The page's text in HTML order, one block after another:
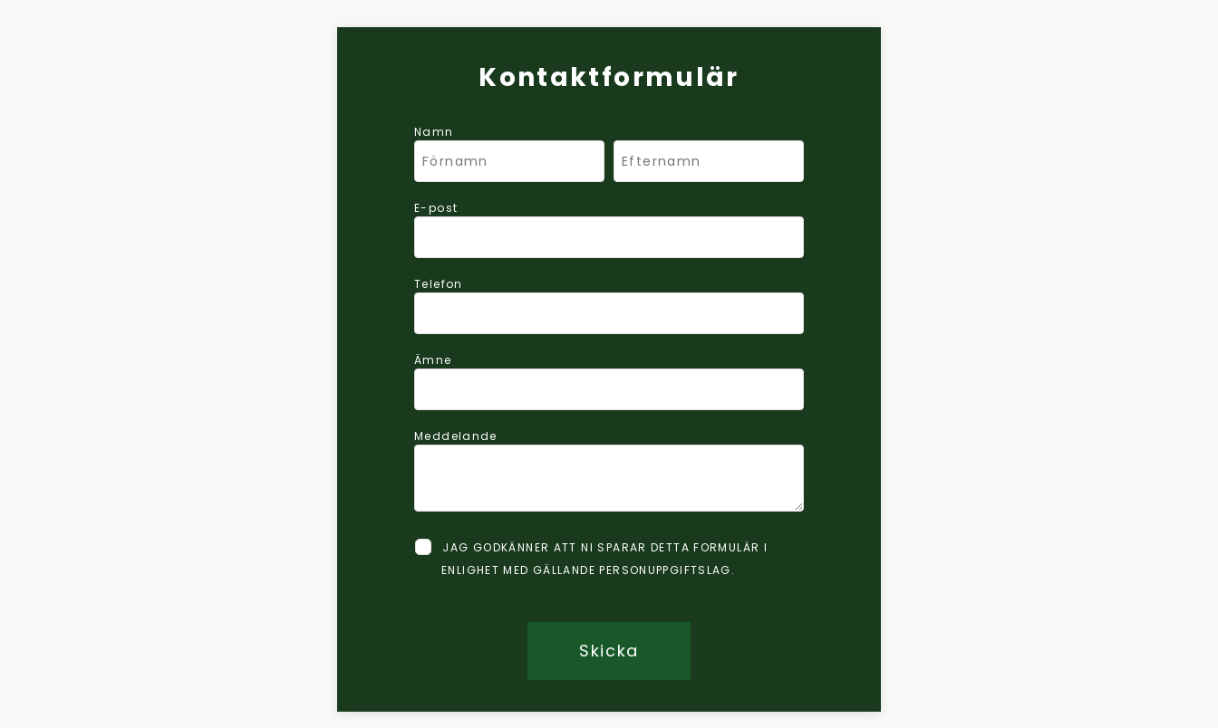
Kontaktformulär
Namn
E-post
Telefon
Ämne
Meddelande
JAG GODKÄNNER ATT NI SPARAR DETTA FORMULÄR I
ENLIGHET MED GÄLLANDE PERSONUPPGIFTSLAG.
Skicka